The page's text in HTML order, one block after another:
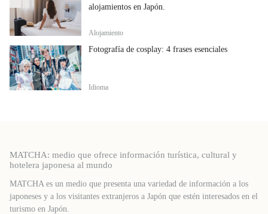
alojamientos en Japón.
Alojamiento
Fotografía de cosplay: 4 frases esenciales
Idioma
MATCHA: medio que ofrece información turística, cultural y
hotelera japonesa al mundo
MATCHA es un medio que presenta una variedad de información a los
japoneses y a los visitantes extranjeros a Japón que estén interesados ​​en el
turismo en Japón.